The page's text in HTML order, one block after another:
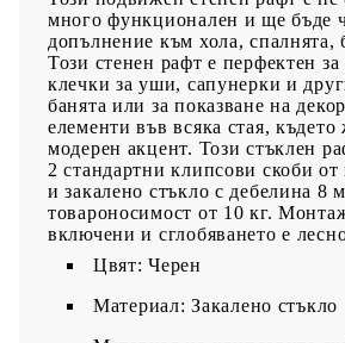
много функционален и ще бъде
допълнение към хола, спалнята,
Този стенен рафт е перфектен
клечки за уши, сапунерки и
банята или за показване на
елементи във всяка стая, където
модерен акцент. Този стъклен
2 стандартни клипсови скоби от
и закалено стъкло с дебелина 8
товароносимост от 10 кг.
включени и сглобяването е
Цвят: Черен
Материал: Закалено стъкло